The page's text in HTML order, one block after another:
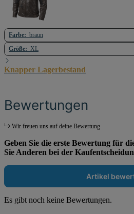
Farbe: braun
Größe: XL
Knapper Lagerbestand
Bewertungen
Wir freuen uns auf deine Bewertung
Geben Sie die erste Bewertung für
Sie Anderen bei der
Artikel
Es gibt noch keine Bewertungen.